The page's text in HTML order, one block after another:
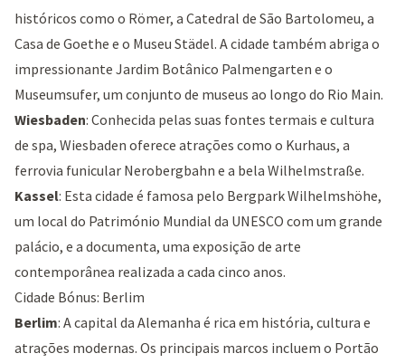
históricos como o Römer, a Catedral de São Bartolomeu, a
Casa de Goethe e o Museu Städel. A cidade também abriga o
impressionante Jardim Botânico Palmengarten e o
Museumsufer, um conjunto de museus ao longo do Rio Main.
Wiesbaden: Conhecida pelas suas fontes termais e cultura
de spa, Wiesbaden oferece atrações como o Kurhaus, a
ferrovia funicular Nerobergbahn e a bela Wilhelmstraße.
Kassel: Esta cidade é famosa pelo Bergpark Wilhelmshöhe,
um local do Património Mundial da UNESCO com um grande
palácio, e a documenta, uma exposição de arte
contemporânea realizada a cada cinco anos.
Cidade Bónus: Berlim
Berlim: A capital da Alemanha é rica em história, cultura e
atrações modernas. Os principais marcos incluem o Portão